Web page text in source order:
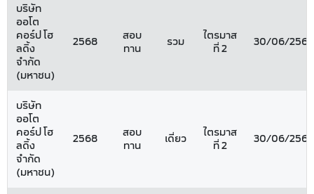
บริษัท
ออโต
คอร์ป โฮ
ลดิ้ง
จำกัด
(มหาชน)
2568
สอบ
ทาน
รวม
ไตรมาส
ที่ 2
30/06/2568
บริษัท
ออโต
คอร์ป โฮ
ลดิ้ง
จำกัด
(มหาชน)
2568
สอบ
ทาน
เดี่ยว
ไตรมาส
ที่ 2
30/06/2568